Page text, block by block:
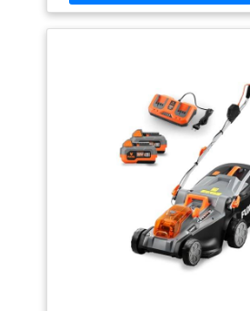
des produits de cette gamme, la
4,0 Ah peut elle aussi être
un chargeur Power X-Change qui
toutes les batteries de cette
tondeuse sans fil est entraînée
électrique sans charbon
distingue par une durée
fonctionnement plus longue
charbon traditionnels De type
équipé de grandes roues qui
dispose d’un système de
hauteur de coupe à 5
repliable et réglable à 3 hauteurs